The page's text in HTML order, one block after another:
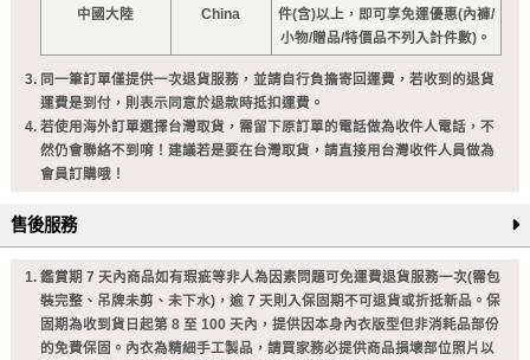
中國大陸 China
件(含)以上，即可享免運優惠(內褲/
小物/贈品/特價品不列入計件數)。
同一筆訂單僅提供一次退貨服務，並請自行負擔寄回運費，若收到的退貨
運費是到付，則表示同意於退款時抵扣運費。
若使用海外訂單選擇台灣取貨，需留下原訂單的電話做為收件人電話，不
然仍會聯絡不到唷！建議若是要在台灣取貨，請直接用台灣收件人員做為
會員訂購哦！
售後服務
鑑賞期 7 天內商品如有瑕疵等非人為因素問題可免運費退貨服務一次(需包
裝完整、吊牌未剪、未下水)，逾 7 天則入保固期不可退貨或折抵新品。保
固期為收到貨日起第 8 至 100 天內，提供因本身內衣版型但非消耗品部份
的免費保固。內衣為精細手工製品，請買家務必提供商品損壞部位照片以